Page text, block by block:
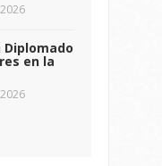
Diplomado
en la